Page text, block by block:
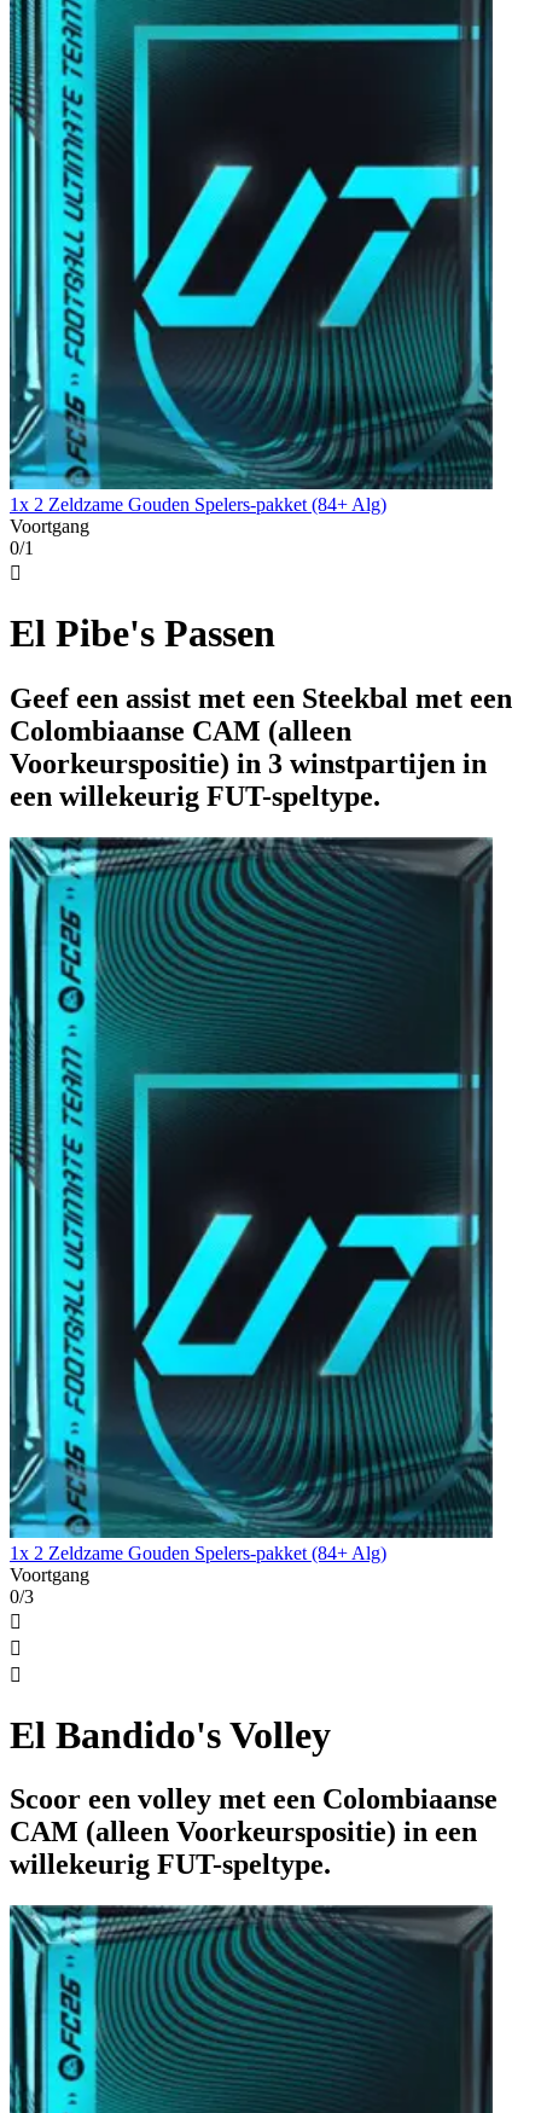
1x 2 Zeldzame Gouden Spelers-pakket (84+ Alg)
Voortgang
0/1

El Pibe's Passen
Geef een assist met een Steekbal met een
Colombiaanse CAM (alleen
Voorkeurspositie) in 3 winstpartijen in
een willekeurig FUT-speltype.
1x 2 Zeldzame Gouden Spelers-pakket (84+ Alg)
Voortgang
0/3



El Bandido's Volley
Scoor een volley met een Colombiaanse
CAM (alleen Voorkeurspositie) in een
willekeurig FUT-speltype.